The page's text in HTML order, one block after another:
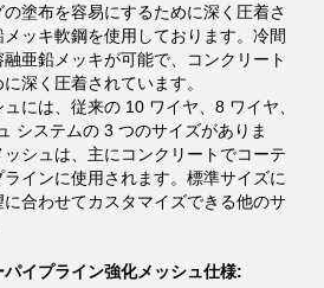
塗布を容易にするために深く圧着さ
ッキ軟鋼を使用しております。冷間
亜鉛メッキが可能で、コンクリート
深く圧着されています。
には、従来の 10 ワイヤ、8 ワイヤ、
システムの 3 つのサイズがありま
シュは、主にコンクリートでコーテ
インに使用されます。標準サイズに
合わせてカスタマイズできる他のサ
イプライン強化メッシュ仕様: